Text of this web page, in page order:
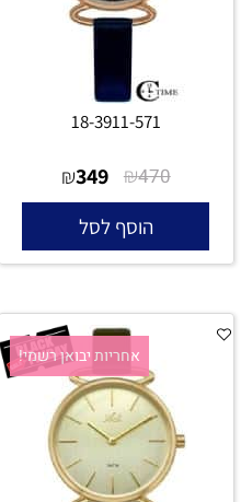
18-3911-571
₪470
₪349
הוסף לסל
אחריות יבואן רשמי!